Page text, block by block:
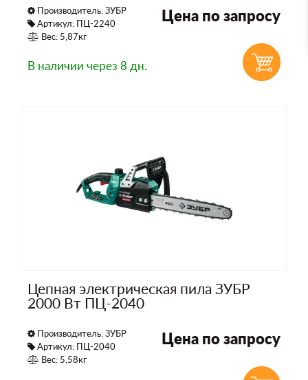
Производитель:ЗУБР
Артикул: ПЦ-2240
Вес: 5,87кг
Цена по запросу
В наличии через 8 дн.
Цепная электрическая пила ЗУБР
2000 Вт ПЦ-2040
Производитель:ЗУБР
Артикул: ПЦ-2040
Вес: 5,58кг
Цена по запросу